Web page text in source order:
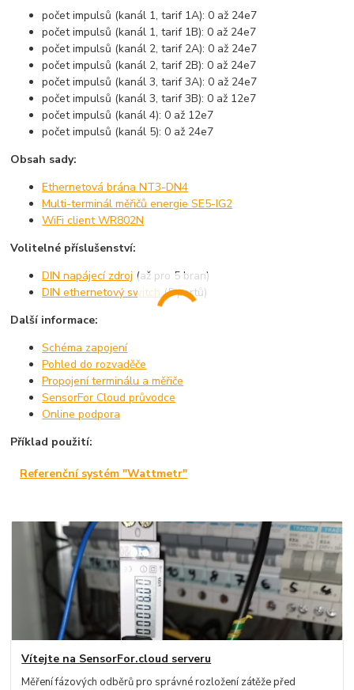
počet impulsů (kanál 1, tarif 1A): 0 až 24e7
počet impulsů (kanál 1, tarif 1B): 0 až 24e7
počet impulsů (kanál 2, tarif 2A): 0 až 24e7
počet impulsů (kanál 2, tarif 2B): 0 až 24e7
počet impulsů (kanál 3, tarif 3A): 0 až 24e7
počet impulsů (kanál 3, tarif 3B): 0 až 12e7
počet impulsů (kanál 4): 0 až 12e7
počet impulsů (kanál 5): 0 až 24e7
Obsah sady:
Ethernetová brána NT3-DN4
Multi-terminál měřičů energie SE5-IG2
WiFi client WR802N
Volitelné příslušenství:
DIN napájecí zdroj (až pro 5 bran)
DIN ethernetový switch(5 portů)
Další informace:
Schéma zapojení
Pohled do rozvaděče
Propojení terminálu a měřiče
SensorFor Cloud průvodce
Online podpora
Příklad použití:
Referenční systém "Wattmetr"
Vítejte na SensorFor.cloud serveru
Měření fázových odběrů pro správné rozložení zátěže před